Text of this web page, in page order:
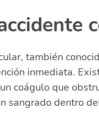
de un
un accidente
también
inmediata.
coágulo que
sangrado dentro